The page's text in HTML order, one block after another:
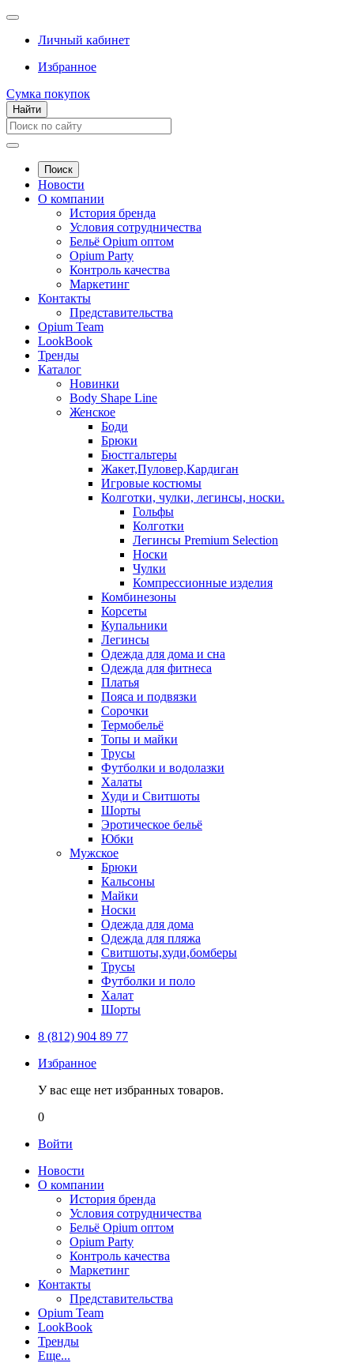
Личный кабинет
Избранное
Сумка покупок
Найти
Поиск
Новости
О компании
История бренда
Условия сотрудничества
Бельё Opium оптом
Opium Party
Контроль качества
Маркетинг
Контакты
Представительства
Opium Team
LookBook
Тренды
Каталог
Новинки
Body Shape Line
Женское
Боди
Брюки
Бюстгальтеры
Жакет,Пуловер,Кардиган
Игровые костюмы
Колготки, чулки, легинсы, носки.
Гольфы
Колготки
Легинсы Premium Selection
Носки
Чулки
Компрессионные изделия
Комбинезоны
Корсеты
Купальники
Легинсы
Одежда для дома и сна
Одежда для фитнеса
Платья
Пояса и подвязки
Сорочки
Термобельё
Топы и майки
Трусы
Футболки и водолазки
Халаты
Худи и Свитшоты
Шорты
Эротическое бельё
Юбки
Мужское
Брюки
Кальсоны
Майки
Носки
Одежда для дома
Одежда для пляжа
Свитшоты,худи,бомберы
Трусы
Футболки и поло
Халат
Шорты
8 (812) 904 89 77
Избранное
У вас еще нет избранных товаров.
0
Войти
Новости
О компании
История бренда
Условия сотрудничества
Бельё Opium оптом
Opium Party
Контроль качества
Маркетинг
Контакты
Представительства
Opium Team
LookBook
Тренды
Еще...